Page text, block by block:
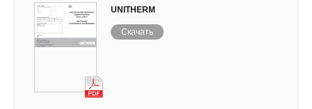
UNITHERM
Скачать